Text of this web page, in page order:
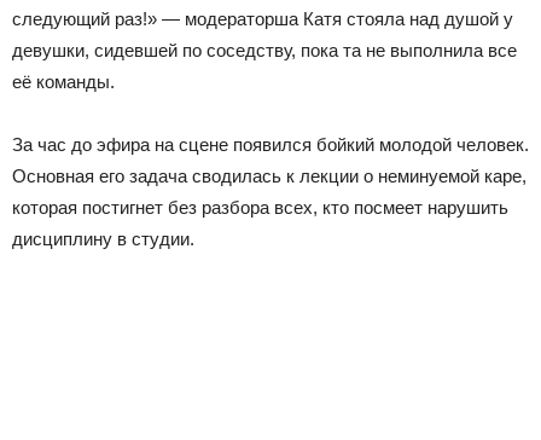
следующий раз!» — модераторша Катя стояла над душой у
девушки, сидевшей по соседству, пока та не выполнила все
её команды.
За час до эфира на сцене появился бойкий молодой человек.
Основная его задача сводилась к лекции о неминуемой каре,
которая постигнет без разбора всех, кто посмеет нарушить
дисциплину в студии.